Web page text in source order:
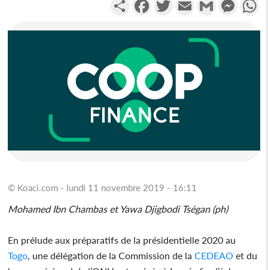
© Koaci.com - lundi 11 novembre 2019 - 16:11
Mohamed Ibn Chambas et Yawa Djigbodi Tségan (ph)
En prélude aux préparatifs de la présidentielle 2020 au
Togo , une délégation de la Commission de la CEDEAO et du